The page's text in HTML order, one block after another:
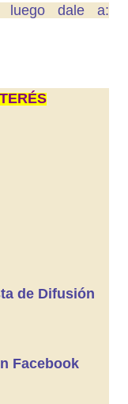
luego dale a:
de Difusión
Facebook